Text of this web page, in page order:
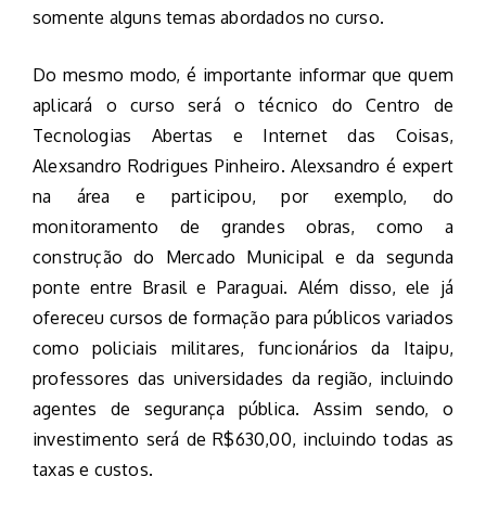
somente alguns temas abordados no curso.
Do mesmo modo, é importante informar que quem
aplicará o curso será o técnico do Centro de
Tecnologias Abertas e Internet das Coisas,
Alexsandro Rodrigues Pinheiro. Alexsandro é expert
na área e participou, por exemplo, do
monitoramento de grandes obras, como a
construção do Mercado Municipal e da segunda
ponte entre Brasil e Paraguai. Além disso, ele já
ofereceu cursos de formação para públicos variados
como policiais militares, funcionários da Itaipu,
professores das universidades da região, incluindo
agentes de segurança pública. Assim sendo, o
investimento será de R$630,00, incluindo todas as
taxas e custos.